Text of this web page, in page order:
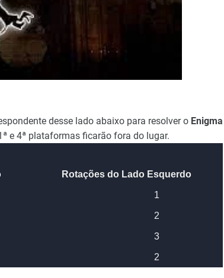
desse lado abaixo para resolver o Enigma
e 4ª plataformas ficarão fora do lugar.
Rotações do Lado Esquerdo
1
2
3
2